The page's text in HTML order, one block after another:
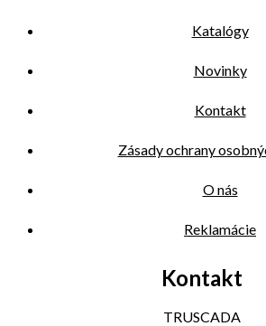
Katalógy
Novinky
Kontakt
Zásady ochrany
O nás
Reklamácie
Kontakt
TRUSCADA